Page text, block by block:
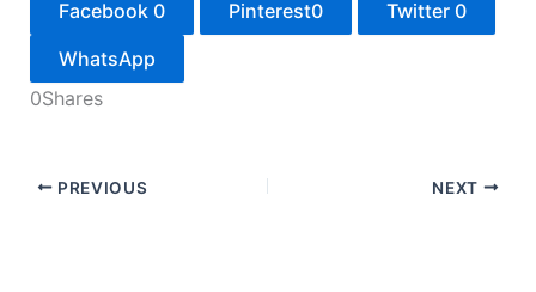
Facebook 0 Pinterest0 Twitter 0
WhatsApp
0Shares
PREVIOUS NEXT